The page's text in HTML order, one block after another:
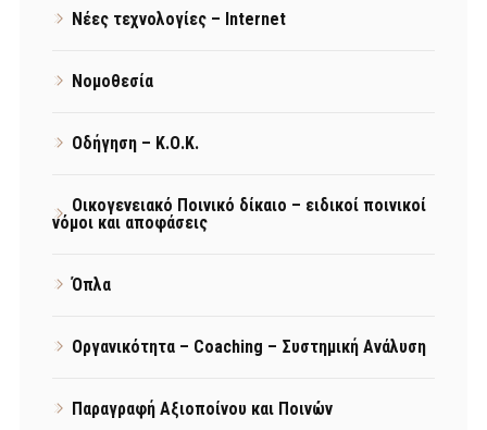
Νέες τεχνολογίες – Internet
Νομοθεσία
Οδήγηση – Κ.Ο.Κ.
Οικογενειακό Ποινικό δίκαιο – ειδικοί ποινικοί
νόμοι και αποφάσεις
Όπλα
Οργανικότητα – Coaching – Συστημική Ανάλυση
Παραγραφή Αξιοποίνου και Ποινών